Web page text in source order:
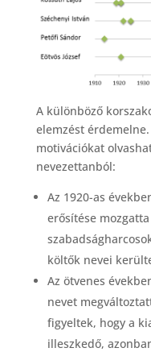
A különböző
elemzést
motivációkat
nevezettanból:
Az 1920-as
erősítése
költők nevei
Az ötvenes
nevet
figyeltek, hogy a
illeszkedő,